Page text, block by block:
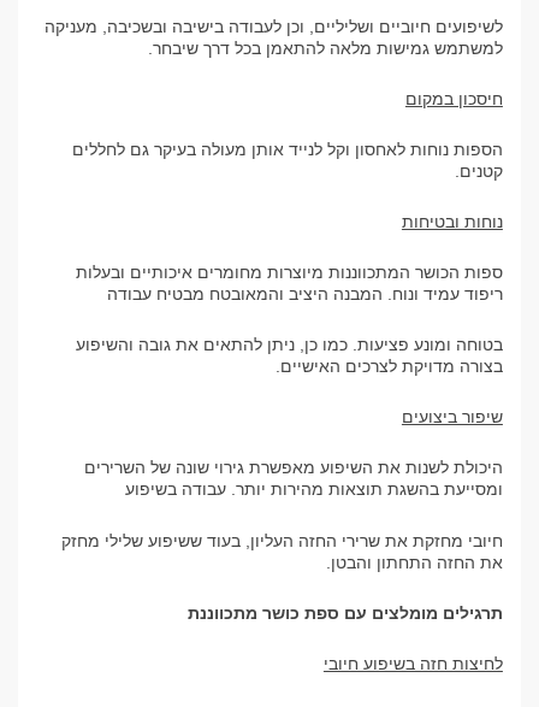
לשיפועים חיוביים ושליליים, וכן לעבודה בישיבה ובשכיבה, מעניקה
למשתמש גמישות מלאה להתאמן בכל דרך שיבחר.
חיסכון במקום
הספות נוחות לאחסון וקל לנייד אותן מעולה בעיקר גם לחללים
קטנים.
נוחות ובטיחות
ספות הכושר המתכווננות מיוצרות מחומרים איכותיים ובעלות
ריפוד עמיד ונוח. המבנה היציב והמאובטח מבטיח עבודה
בטוחה ומונע פציעות. כמו כן, ניתן להתאים את גובה והשיפוע
בצורה מדויקת לצרכים האישיים.
שיפור ביצועים
היכולת לשנות את השיפוע מאפשרת גירוי שונה של השרירים
ומסייעת בהשגת תוצאות מהירות יותר. עבודה בשיפוע
חיובי מחזקת את שרירי החזה העליון, בעוד ששיפוע שלילי מחזק
את החזה התחתון והבטן.
תרגילים מומלצים עם ספת כושר מתכווננת
לחיצות חזה בשיפוע חיובי